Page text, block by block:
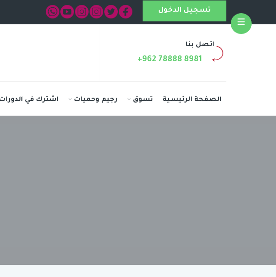
تسجيل الدخول
اتصل بنا
+962 78888 8981
الصفحة الرئيسية تسوق رجيم وحميات اشترك في الدورات